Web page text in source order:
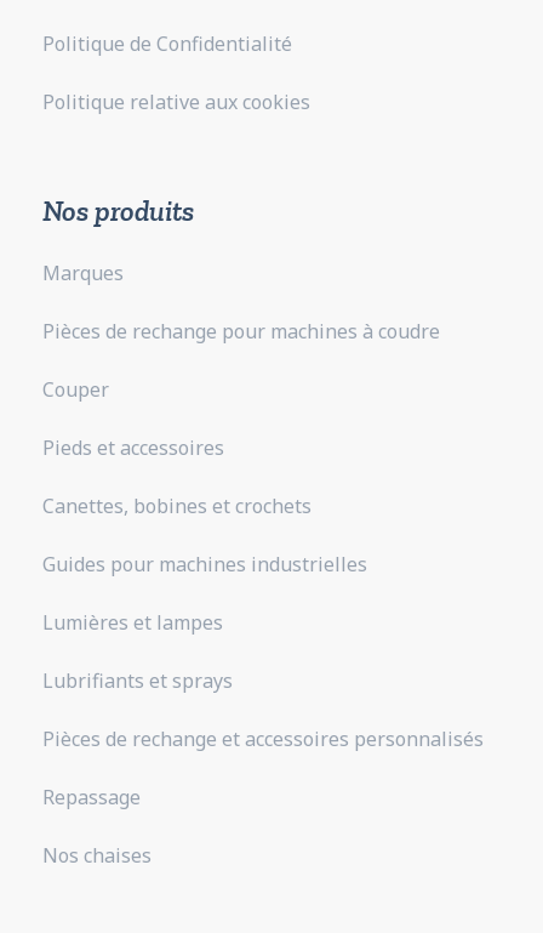
Politique de Confidentialité
Politique relative aux cookies
Nos produits
Marques
Pièces de rechange pour machines à coudre
Couper
Pieds et accessoires
Canettes, bobines et crochets
Guides pour machines industrielles
Lumières et lampes
Lubrifiants et sprays
Pièces de rechange et accessoires personnalisés
Repassage
Nos chaises